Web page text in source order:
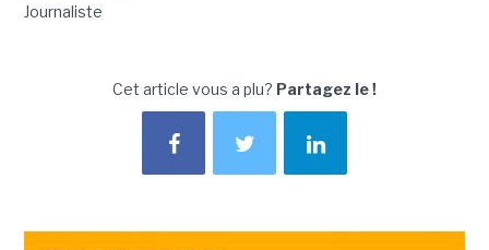
Journaliste
Cet article vous a plu? Partagez le !